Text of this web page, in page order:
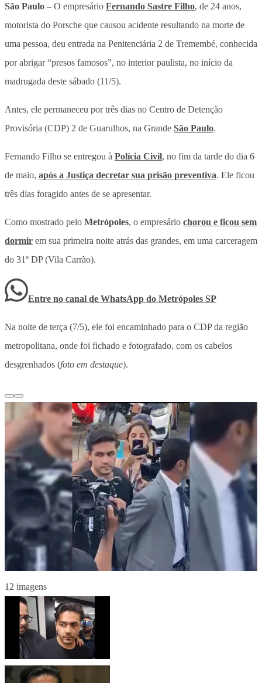
São Paulo – O empresário Fernando Sastre Filho, de 24 anos,
motorista do Porsche que causou acidente resultando na morte de
uma pessoa, deu entrada na Penitenciária 2 de Tremembé, conhecida
por abrigar “presos famosos”, no interior paulista, no início da
madrugada deste sábado (11/5).
Antes, ele permaneceu por três dias no Centro de Detenção
Provisória (CDP) 2 de Guarulhos, na Grande São Paulo.
Fernando Filho se entregou à Polícia Civil, no fim da tarde do dia 6
de maio, após a Justiça decretar sua prisão preventiva. Ele ficou
três dias foragido antes de se apresentar.
Como mostrado pelo Metrópoles, o empresário chorou e ficou sem
dormir em sua primeira noite atrás das grandes, em uma carceragem
do 31º DP (Vila Carrão).
Entre no canal de WhatsApp do Metrópoles SP
Na noite de terça (7/5), ele foi encaminhado para o CDP da região
metropolitana, onde foi fichado e fotografado, com os cabelos
desgrenhados (foto em destaque).
12 imagens